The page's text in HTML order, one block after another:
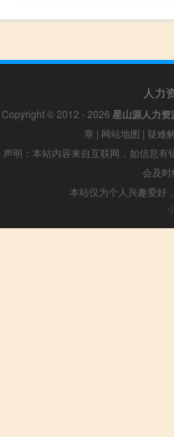
人力
Copyright © 2012 - 2026 星山源人力资
章 | 网站地图 | 疑难
声明：本站内容来自互联网，如信息
会及
本站仅为个人兴趣爱好